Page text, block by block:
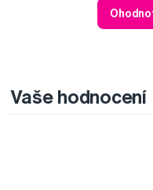
Vaše hodnocení